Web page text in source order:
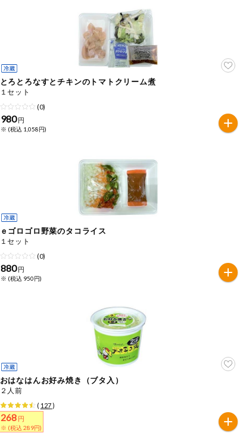
とろとろなすとチキンのトマトクリーム煮
１セット
(0)
980 円
※ (税込 1,058円)
ｅゴロゴロ野菜のタコライス
１セット
(0)
880 円
※ (税込 950円)
おはなはんお好み焼き（ブタ入）
２人前
( 127)
268 円
※ (税込 289円)